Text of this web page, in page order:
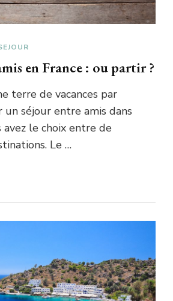
en France : ou partir ?
terre de vacances par
un séjour entre amis dans
avez le choix entre de
Le …